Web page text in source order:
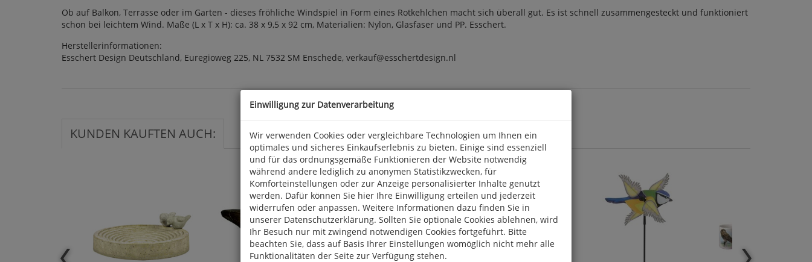
Ob auf Balkon, Terrasse oder im Garten - dieses fröhliche Windspiel in Form eines Rotkehlchen macht sich überall gut. Es ist schnell zusammengesteckt und funktioniert
schon bei leichtem Wind. Maße (L x T x H): ca. 38 x 9,5 x 92 cm, Materialien: Nylon, Glasfaser und PP. Esschert.
Herstellerinformationen:
Esschert Design Deutschland, Euregioweg 225, NL 7532 SM Enschede, verkauf@esschertdesign.nl
KUNDEN KAUFTEN AUCH:
Einwilligung zur Datenverarbeitung
Wir verwenden Cookies oder vergleichbare Technologien um Ihnen ein
optimales und sicheres Einkaufserlebnis zu bieten. Einige sind essenziell
und für das ordnungsgemäße Funktionieren der Website notwendig
während andere lediglich zu anonymen Statistikzwecken, für
Komforteinstellungen oder zur Anzeige personalisierter Inhalte genutzt
werden. Dafür können Sie hier Ihre Einwilligung erteilen und jederzeit
widerrufen oder anpassen. Weitere Informationen dazu finden Sie in
unserer Datenschutzerklärung. Sollten Sie optionale Cookies ablehnen, wird
Ihr Besuch nur mit zwingend notwendigen Cookies fortgeführt. Bitte
beachten Sie, dass auf Basis Ihrer Einstellungen womöglich nicht mehr alle
Funktionalitäten der Seite zur Verfügung stehen.